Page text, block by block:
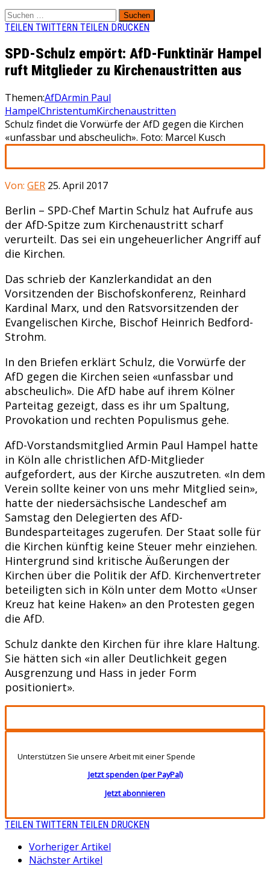
Suchen
nach:
TEILEN TWITTERN TEILEN DRUCKEN
SPD-Schulz empört: AfD-Funktinär Hampel
ruft Mitglieder zu Kirchenaustritten aus
Themen:AfDArmin Paul
HampelChristentumKirchenaustritten
Schulz findet die Vorwürfe der AfD gegen die Kirchen
«unfassbar und abscheulich». Foto: Marcel Kusch
Von: GER 25. April 2017
Berlin – SPD-Chef Martin Schulz hat Aufrufe aus
der AfD-Spitze zum Kirchenaustritt scharf
verurteilt. Das sei ein ungeheuerlicher Angriff auf
die Kirchen.
Das schrieb der Kanzlerkandidat an den
Vorsitzenden der Bischofskonferenz, Reinhard
Kardinal Marx, und den Ratsvorsitzenden der
Evangelischen Kirche, Bischof Heinrich Bedford-
Strohm.
In den Briefen erklärt Schulz, die Vorwürfe der
AfD gegen die Kirchen seien «unfassbar und
abscheulich». Die AfD habe auf ihrem Kölner
Parteitag gezeigt, dass es ihr um Spaltung,
Provokation und rechten Populismus gehe.
AfD-Vorstandsmitglied Armin Paul Hampel hatte
in Köln alle christlichen AfD-Mitglieder
aufgefordert, aus der Kirche auszutreten. «In dem
Verein sollte keiner von uns mehr Mitglied sein»,
hatte der niedersächsische Landeschef am
Samstag den Delegierten des AfD-
Bundesparteitages zugerufen. Der Staat solle für
die Kirchen künftig keine Steuer mehr einziehen.
Hintergrund sind kritische Äußerungen der
Kirchen über die Politik der AfD. Kirchenvertreter
beteiligten sich in Köln unter dem Motto «Unser
Kreuz hat keine Haken» an den Protesten gegen
die AfD.
Schulz dankte den Kirchen für ihre klare Haltung.
Sie hätten sich «in aller Deutlichkeit gegen
Ausgrenzung und Hass in jeder Form
positioniert».
Unterstützen Sie unsere Arbeit mit einer Spende
Jetzt spenden (per PayPal)
Jetzt abonnieren
TEILEN TWITTERN TEILEN DRUCKEN
Vorheriger Artikel
Nächster Artikel